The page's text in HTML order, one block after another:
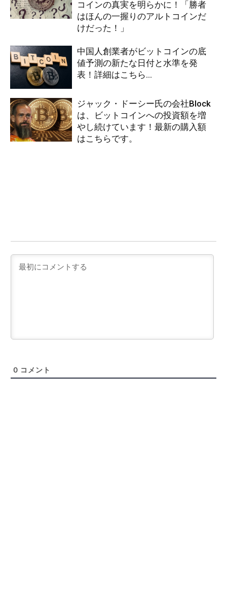
コインの真実を明らかに！「勝者
はほんの一握りのアルトコインだ
けだった！」
中国人創業者がビットコインの底
値予測の新たな日付と水準を発
表！詳細はこちら…
ジャック・ドーシー氏の会社Block
は、ビットコインへの投資額を増
やし続けています！最新の購入額
はこちらです。
0 コメント